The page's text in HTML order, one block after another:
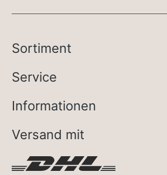
Sortiment
Service
Informationen
Versand mit